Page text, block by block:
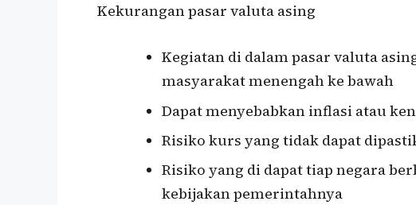
Kekurangan pasar valuta asing
Kegiatan di dalam pasar valuta
masyarakat menengah ke bawah
Dapat menyebabkan inflasi atau
Risiko kurs yang tidak dapat
Risiko yang di dapat tiap negara
kebijakan pemerintahnya